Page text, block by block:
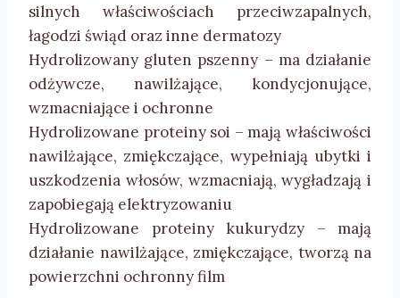
silnych właściwościach przeciwzapalnych,
łagodzi świąd oraz inne dermatozy
Hydrolizowany gluten pszenny – ma działanie
odżywcze, nawilżające, kondycjonujące,
wzmacniające i ochronne
Hydrolizowane proteiny soi – mają właściwości
nawilżające, zmiękczające, wypełniają ubytki i
uszkodzenia włosów, wzmacniają, wygładzają i
zapobiegają elektryzowaniu
Hydrolizowane proteiny kukurydzy – mają
działanie nawilżające, zmiękczające, tworzą na
powierzchni ochronny film